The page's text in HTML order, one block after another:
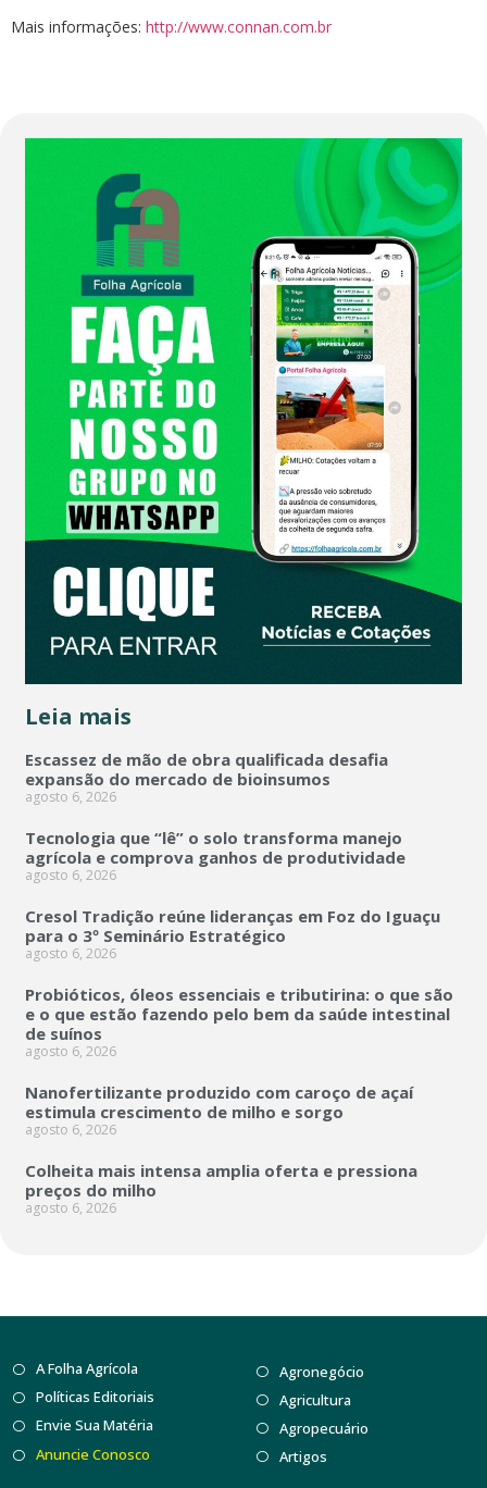
Mais informações: http://www.connan.com.br
Leia mais
Escassez de mão de obra qualificada desafia
expansão do mercado de bioinsumos
agosto 6, 2026
Tecnologia que “lê” o solo transforma manejo
agrícola e comprova ganhos de produtividade
agosto 6, 2026
Cresol Tradição reúne lideranças em Foz do Iguaçu
para o 3º Seminário Estratégico
agosto 6, 2026
Probióticos, óleos essenciais e tributirina: o que são
e o que estão fazendo pelo bem da saúde intestinal
de suínos
agosto 6, 2026
Nanofertilizante produzido com caroço de açaí
estimula crescimento de milho e sorgo
agosto 6, 2026
Colheita mais intensa amplia oferta e pressiona
preços do milho
agosto 6, 2026
A Folha Agrícola
Políticas Editoriais
Envie Sua Matéria
Anuncie Conosco
Agronegócio
Agricultura
Agropecuário
Artigos